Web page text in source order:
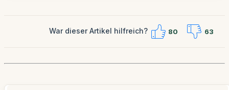
War dieser Artikel hilfreich? 80 63